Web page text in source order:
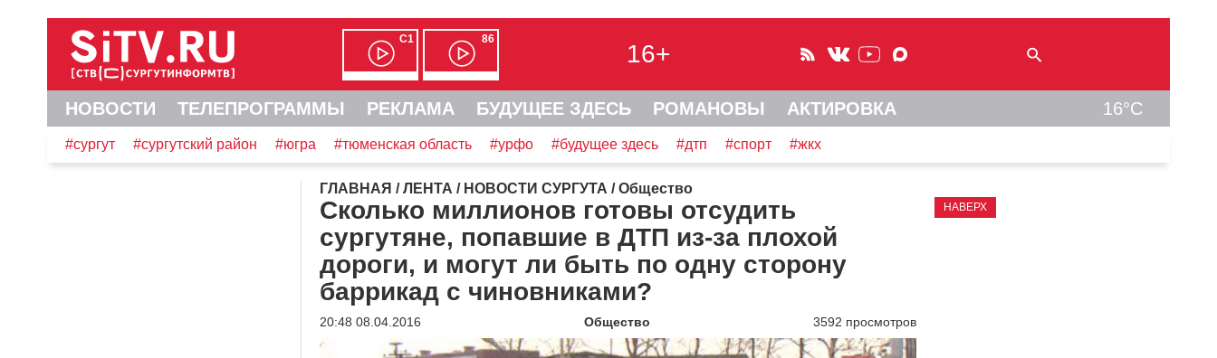
С1 86
16+
НОВОСТИ ТЕЛЕПРОГРАММЫ РЕКЛАМА БУДУЩЕЕ ЗДЕСЬ РОМАНОВЫ АКТИРОВКА 16°C
#сургут #сургутский район #югра #тюменская область #урфо #будущее здесь #дтп #спорт #жкх
ГЛАВНАЯ /ЛЕНТА / НОВОСТИ СУРГУТА /Общество
Сколько миллионов готовы отсудить
сургутяне, попавшие в ДТП из-за плохой
дороги, и могут ли быть по одну сторону
баррикад с чиновниками?
20:48 08.04.2016 Общество 3592 просмотров
Видеоплеер
НАВЕРХ